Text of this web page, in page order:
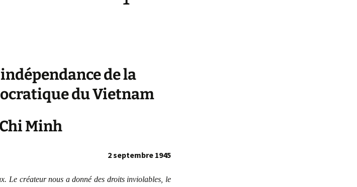
de la
du Vietnam
Minh
2 septembre 1945
Le créateur nous a donné des droits inviolables, le